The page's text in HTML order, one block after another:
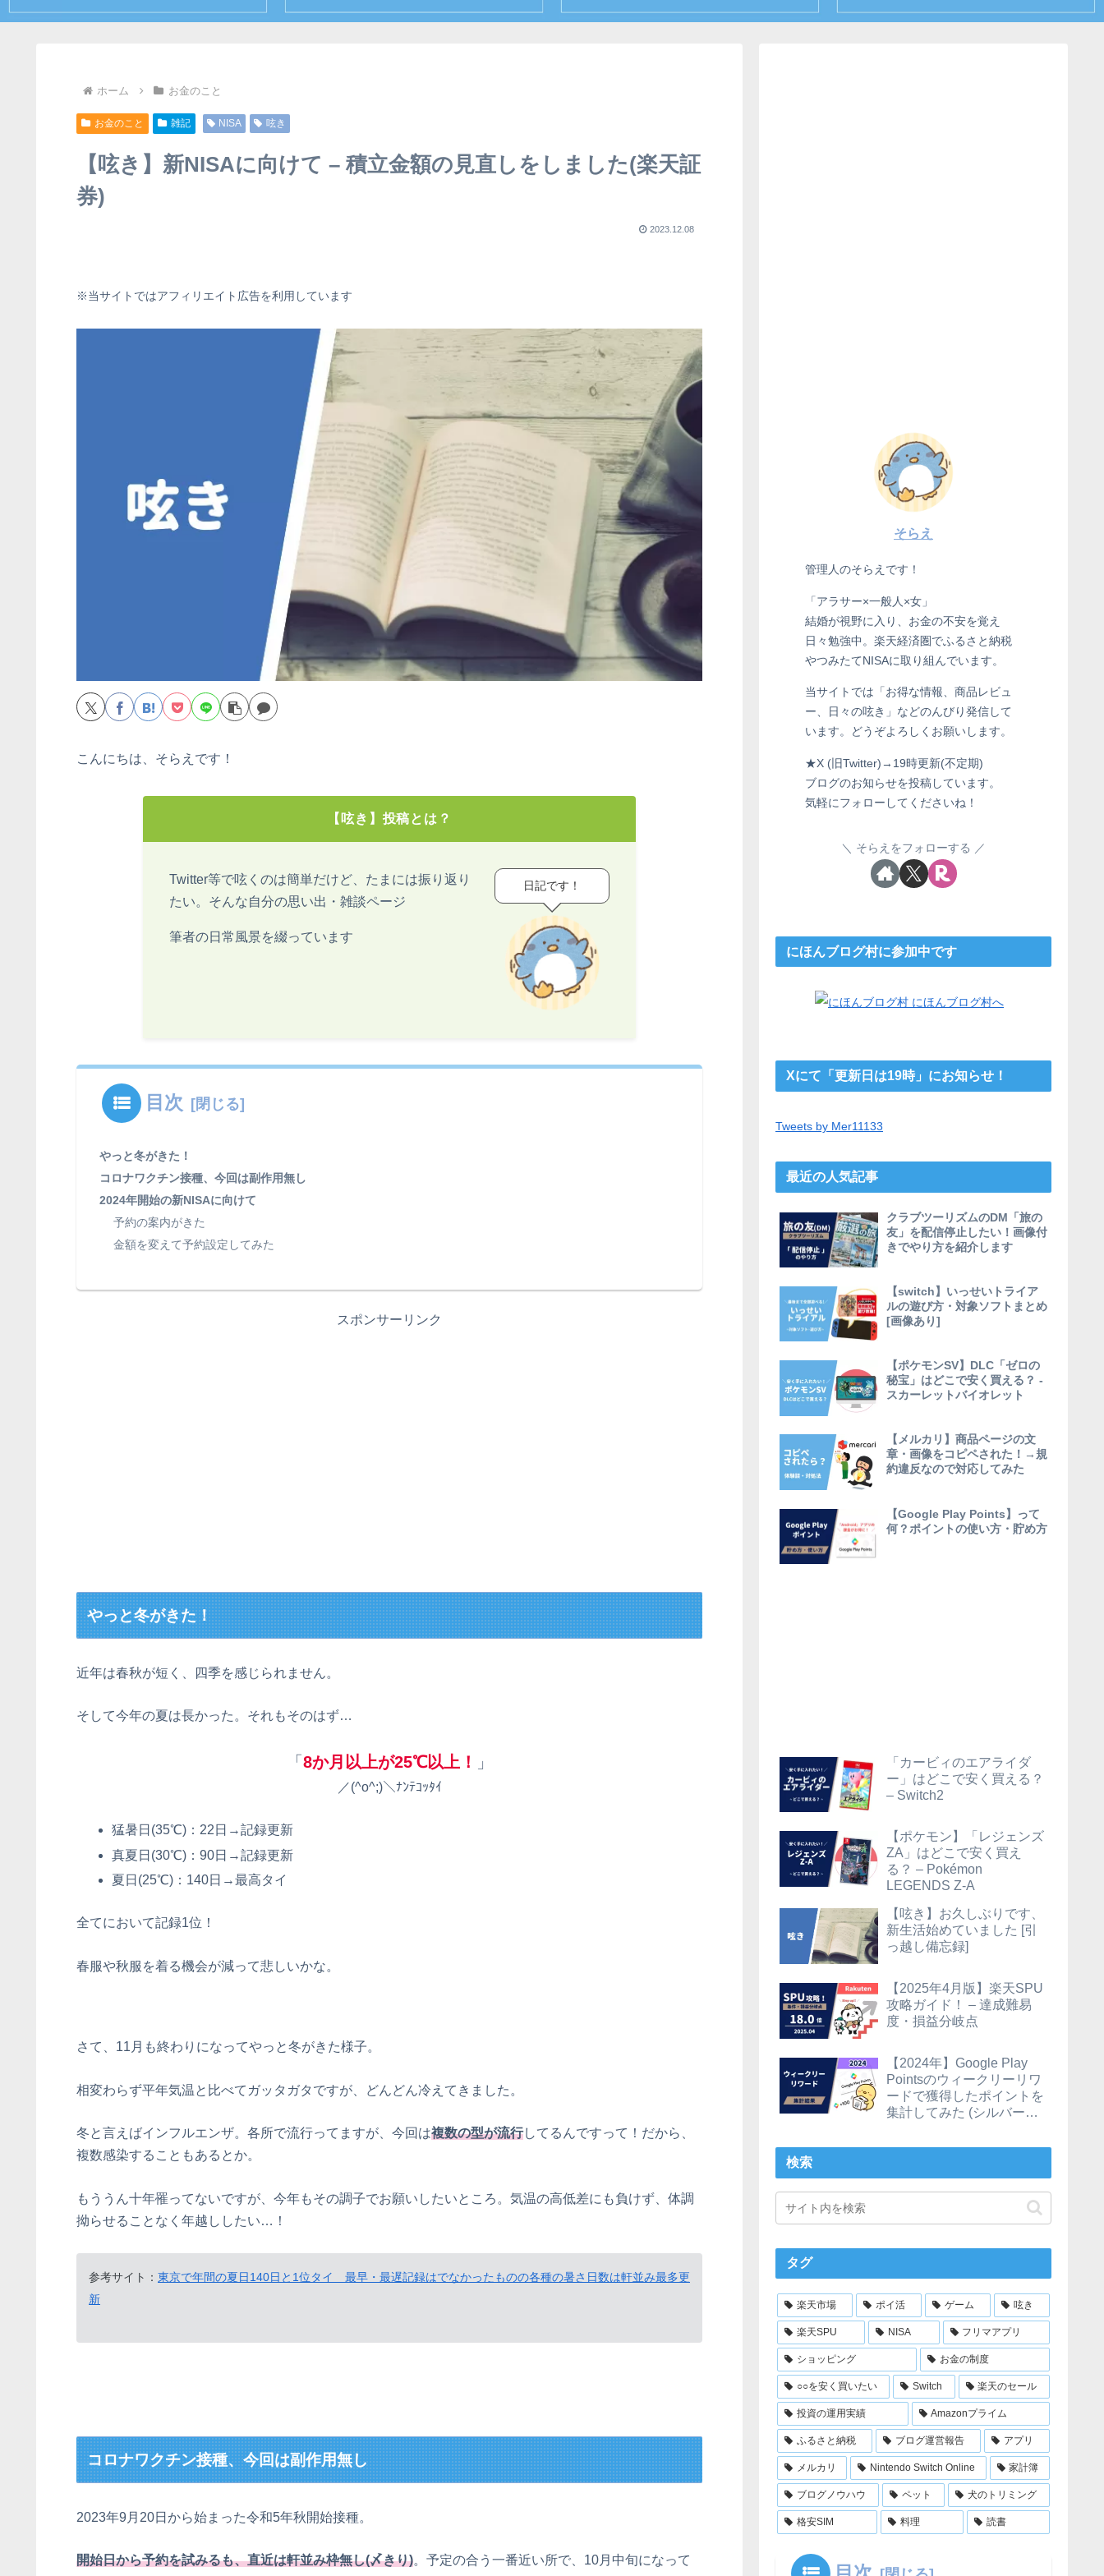
ホーム お金のこと
お金のこと 雑記 NISA 呟き
【呟き】新NISAに向けて – 積立金額の見直しをしました(楽天証
券)
2023.12.08
※当サイトではアフィリエイト広告を利用しています
こんにちは、そらえです！
【呟き】投稿とは？
Twitter等で呟くのは簡単だけど、たまには振り返り
たい。そんな自分の思い出・雑談ページ
筆者の日常風景を綴っています
日記です！
目次
やっと冬がきた！
コロナワクチン接種、今回は副作用無し
2024年開始の新NISAに向けて
予約の案内がきた
金額を変えて予約設定してみた
スポンサーリンク
やっと冬がきた！
近年は春秋が短く、四季を感じられません。
そして今年の夏は長かった。それもそのはず…
「 8か月以上が25℃以上！ 」
／(^o^;)＼ﾅﾝﾃｺｯﾀｲ
猛暑日(35℃)：22日→記録更新
真夏日(30℃)：90日→記録更新
夏日(25℃)：140日→最高タイ
全てにおいて記録1位！
春服や秋服を着る機会が減って悲しいかな。
さて、11月も終わりになってやっと冬がきた様子。
相変わらず平年気温と比べてガッタガタですが、どんどん冷えてきました。
冬と言えばインフルエンザ。各所で流行ってますが、今回は複数の型が流行してるんですって！だから、
複数感染することもあるとか。
もううん十年罹ってないですが、今年もその調子でお願いしたいところ。気温の高低差にも負けず、体調
拗らせることなく年越ししたい…！
参考サイト： 東京で年間の夏日140日と1位タイ 最早・最遅記録はでなかったものの各種の暑さ日数は軒並み最多更
新
コロナワクチン接種、今回は副作用無し
2023年9月20日から始まった令和5年秋開始接種。
開始日から予約を試みるも、直近は軒並み枠無し(〆きり)。予定の合う一番近い所で、10月中旬になって
そらえ
管理人のそらえです！
「アラサー×一般人×女」
結婚が視野に入り、お金の不安を覚え
日々勉強中。楽天経済圏でふるさと納税
やつみたてNISAに取り組んでいます。
当サイトでは「お得な情報、商品レビュ
ー、日々の呟き」などのんびり発信して
います。どうぞよろしくお願いします。
★X (旧Twitter)→19時更新(不定期)
ブログのお知らせを投稿しています。
気軽にフォローしてくださいね！
そらえをフォローする
にほんブログ村に参加中です
Xにて「更新日は19時」にお知らせ！
Tweets by Mer11133
最近の人気記事
クラブツーリズムのDM「旅の
友」を配信停止したい！画像付
きでやり方を紹介します
【switch】いっせいトライア
ルの遊び方・対象ソフトまとめ
[画像あり]
【ポケモンSV】DLC「ゼロの
秘宝」はどこで安く買える？ -
スカーレットバイオレット
【メルカリ】商品ページの文
章・画像をコピペされた！→規
約違反なので対応してみた
【Google Play Points】って
何？ポイントの使い方・貯め方
「カービィのエアライダ
ー」はどこで安く買える？
– Switch2
【ポケモン】「レジェンズ
ZA」はどこで安く買え
る？ – Pokémon
LEGENDS Z-A
【呟き】お久しぶりです、
新生活始めていました [引
っ越し備忘録]
【2025年4月版】楽天SPU
攻略ガイド！ – 達成難易
度・損益分岐点
【2024年】Google Play
Pointsのウィークリーリワ
ードで獲得したポイントを
集計してみた (シルバーの
検索
タグ
楽天市場 ポイ活 ゲーム 呟き
楽天SPU NISA フリマアプリ
ショッピング お金の制度
○○を安く買いたい Switch 楽天のセール
投資の運用実績 Amazonプライム
ふるさと納税 ブログ運営報告 アプリ
メルカリ Nintendo Switch Online 家計簿
ブログノウハウ ペット 犬のトリミング
格安SIM 料理 読書